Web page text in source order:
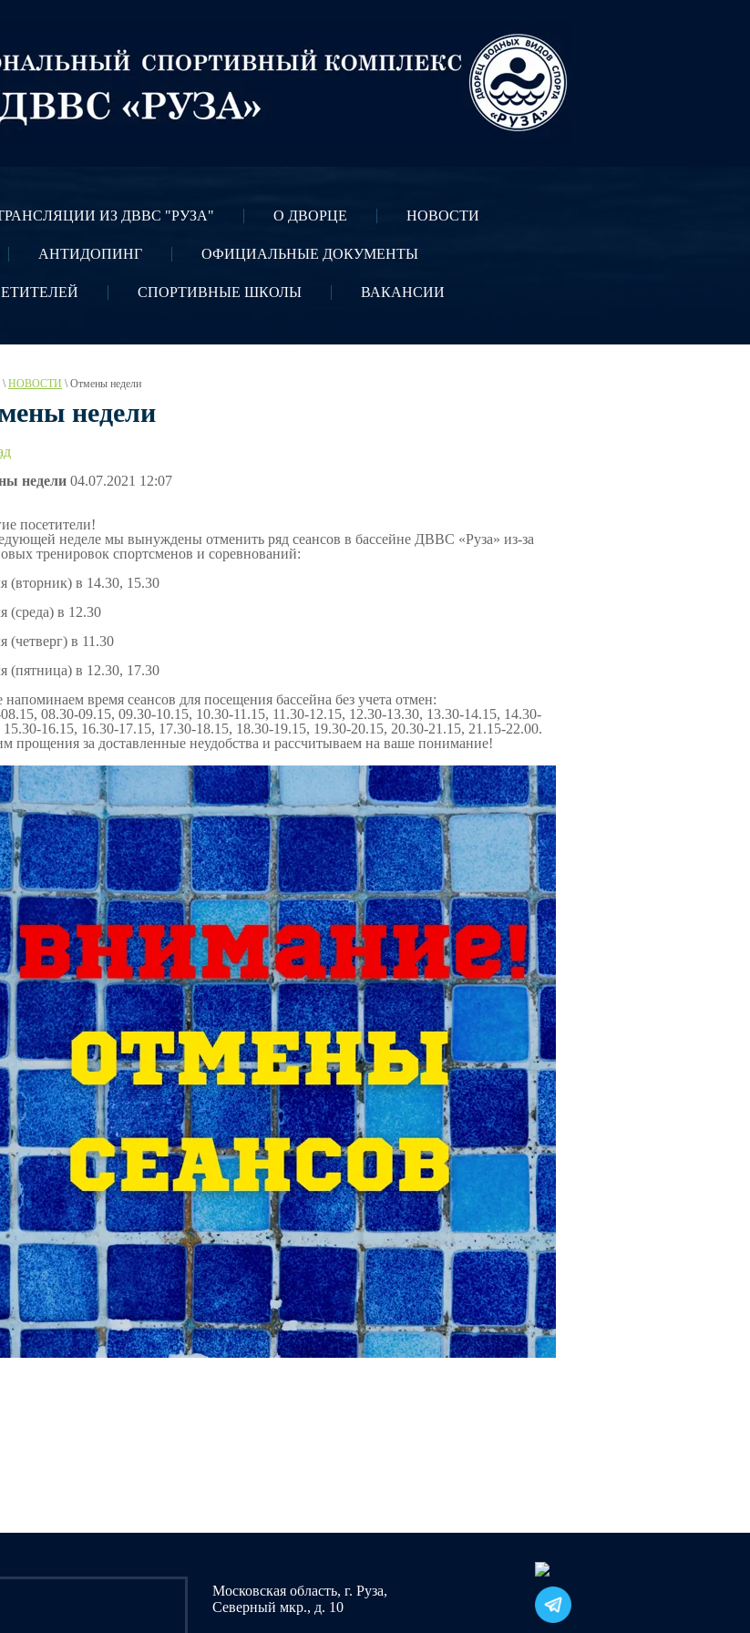
ИЗ ДВВС "РУЗА" О ДВОРЦЕ НОВОСТИ
АНТИДОПИНГ ОФИЦИАЛЬНЫЕ ДОКУМЕНТЫ
СПОРТИВНЫЕ ШКОЛЫ ВАКАНСИИ
\ НОВОСТИ \ Отмены недели
недели
недели 04.07.2021 12:07
посетители!
неделе мы вынуждены отменить ряд сеансов в бассейне ДВВС «Руза» из-за
тренировок спортсменов и соревнований:
(вторник) в 14.30, 15.30
(среда) в 12.30
(четверг) в 11.30
(пятница) в 12.30, 17.30
напоминаем время сеансов для посещения бассейна без учета отмен:
08.30-09.15, 09.30-10.15, 10.30-11.15, 11.30-12.15, 12.30-13.30, 13.30-14.15, 14.30-
15.30-16.15, 16.30-17.15, 17.30-18.15, 18.30-19.15, 19.30-20.15, 20.30-21.15, 21.15-22.00.
прощения за доставленные неудобства и рассчитываем на ваше понимание!
Московская область, г. Руза,
Северный мкр., д. 10